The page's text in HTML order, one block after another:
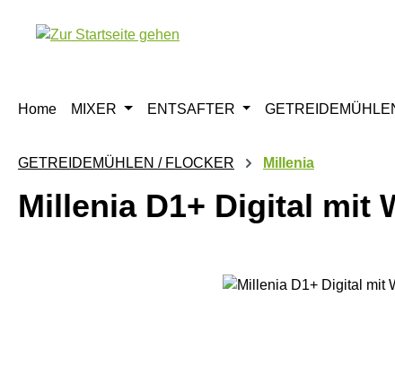
Home MIXER ENTSAFTER
GETREIDEMÜHLEN / FLOCKER Millenia
Millenia D1+ Digital mit